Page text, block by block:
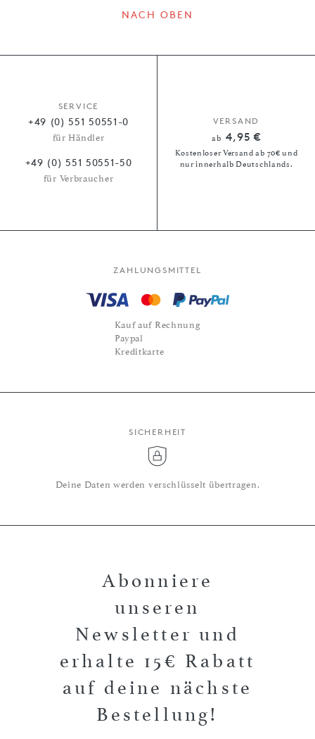
NACH OBEN
SERVICE
+49 (0) 551 50551-0
für Händler
+49 (0) 551 50551-50
für Verbraucher
VERSAND
ab 4,95 €
Kostenloser Versand ab 70€ und
nur innerhalb Deutschlands.
ZAHLUNGSMITTEL
Kauf auf Rechnung
Paypal
Kreditkarte
SICHERHEIT
Deine Daten werden verschlüsselt übertragen.
Abonniere
unseren
Newsletter und
erhalte 15€ Rabatt
auf deine nächste
Bestellung!